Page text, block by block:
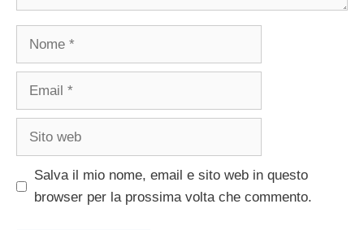
Nome
Email
Sito
Salva il mio nome, email e sito web in questo
browser per la prossima volta che commento.